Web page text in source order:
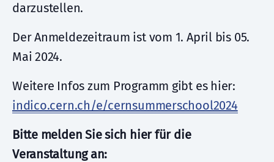
darzustellen.
Der Anmeldezeitraum ist vom 1. April bis 05.
Mai 2024.
Weitere Infos zum Programm gibt es hier:
indico.cern.ch/e/cernsummerschool2024
Bitte melden Sie sich hier für die
Veranstaltung an: